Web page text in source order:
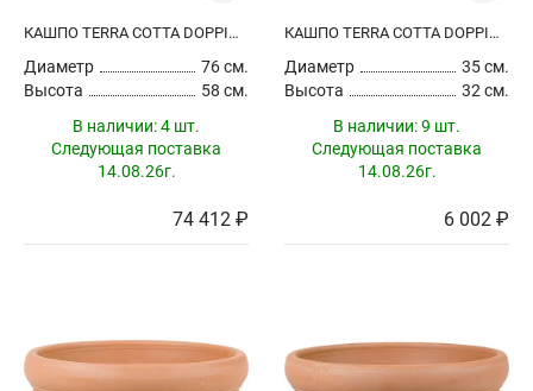
КАШПО TERRA COTTA DOPPIO BORDO GREY
Диаметр
76 см.
Высота
58 см.
В наличии:4 шт.
Следующая поставка
14.08.26г.
74 412 ₽
КАШПО TERRA COTTA DOPPIO BORDO
Диаметр
35 см.
Высота
32 см.
В наличии:9 шт.
Следующая поставка
14.08.26г.
6 002 ₽